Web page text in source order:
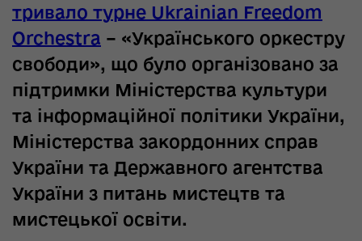
тривало турне Ukrainian Freedom
Orchestra – «Українського оркестру
свободи», що було організовано за
підтримки Міністерства культури
та інформаційної політики України,
Міністерства закордонних справ
України та Державного агентства
України з питань мистецтв та
мистецької освіти.